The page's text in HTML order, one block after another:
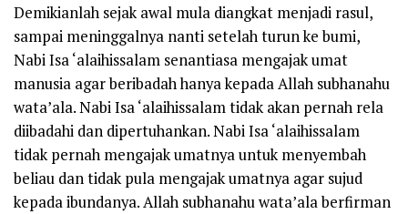
Demikianlah sejak awal mula diangkat menjadi rasul,
sampai meninggalnya nanti setelah turun ke bumi,
Nabi Isa‘alaihissalam senantiasa mengajak umat
manusia agar beribadah hanya kepada Allah subhanahu
wata’ala. Nabi Isa‘alaihissalamtidak akan pernah rela
diibadahi dan dipertuhankan. Nabi Isa‘alaihissalam
tidak pernah mengajak umatnya untuk menyembah
beliau dan tidak pula mengajak umatnya agar sujud
kepada ibundanya. Allah subhanahu wata’alaberfirman